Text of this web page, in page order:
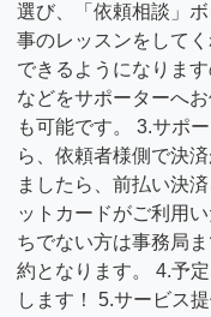
選び、「依頼相談」
事のレッスンをして
できるようになりま
などをサポーターへ
も可能です。 3.サポ
ら、依頼者様側で決
ましたら、前払い決
ットカードがご利用
ちでない方は事務局
約となります。 4.予
します！ 5.サービス